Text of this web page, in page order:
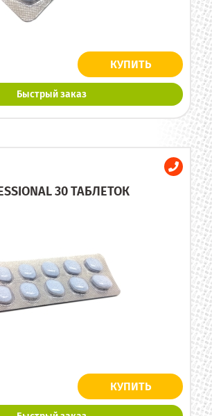
КУПИТЬ
Быстрый заказ
30 ТАБЛЕТОК
КУПИТЬ